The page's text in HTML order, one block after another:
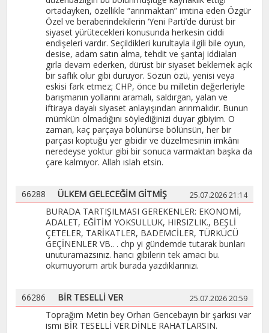
ortadayken, özellikle “arınmaktan” imtina eden Özgür
Özel ve beraberindekilerin ‘Yeni Parti’de dürüst bir
siyaset yürütecekleri konusunda herkesin ciddi
endişeleri vardır. Seçildikleri kurultayla ilgili bile oyun,
desise, adam satın alma, tehdit ve şantaj iddiaları
gırla devam ederken, dürüst bir siyaset beklemek açık
bir saflık olur gibi duruyor. Sözün özü, yenisi veya
eskisi fark etmez; CHP, önce bu milletin değerleriyle
barışmanın yollarını aramalı, saldırgan, yalan ve
iftiraya dayalı siyaset anlayışından arınmalıdır. Bunun
mümkün olmadığını söylediğinizi duyar gibiyim. O
zaman, kaç parçaya bölünürse bölünsün, her bir
parçası koptuğu yer gibidir ve düzelmesinin imkânı
neredeyse yoktur gibi bir sonuca varmaktan başka da
çare kalmıyor. Allah ıslah etsin.
66288 ÜLKEM GELECEĞİM GİTMİŞ 25.07.2026 21:14
BURADA TARTIŞILMASI GEREKENLER: EKONOMİ,
ADALET, EĞİTİM YOKSULLUK, HIRSIZLIK., BEŞLİ
ÇETELER, TARİKATLER, BADEMCİLER, TÜRKÜCÜ
GEÇİNENLER VB.. . chp yi gündemde tutarak bunları
unuturamazsınız. hancı gibilerin tek amacı bu.
okumuyorum artık burada yazdıklarınızı.
66286 BİR TESELLİ VER 25.07.2026 20:59
Toprağım Metin bey Orhan Gencebayın bir şarkısı var
ismi BİR TESELLİ VER.DİNLE RAHATLARSIN.